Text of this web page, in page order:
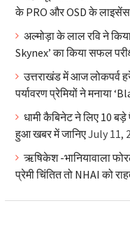
के PRO और OSD के लाइसेंस
अल्मोड़ा के लाल रवि ने
Skynex’ का किया सफल
उत्तराखंड में आज लोकपर्व
पर्यावरण प्रेमियों ने मनाया
धामी कैबिनेट ने लिए 10 बड़े
हुआ खबर में जानिएJuly 11,
ऋषिकेश -भानियावाला
प्रेमी चिंतित तो NHAI को